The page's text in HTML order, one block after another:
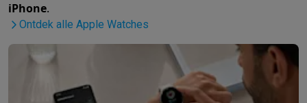
Haarverzorging
Mondhygiëne Elektrische tandenborstels
ScherenElektrische scheerapparatenBaardtrimmers
Lichaamsontharing
Epilators
Ladyshaves
LED MaskersSpiegels
Hand &
Voetmassage Massagestoelen Nek &
iPhone.
Ontdek alle Apple Watches